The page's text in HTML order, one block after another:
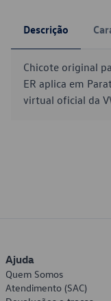
Descrição
Chicote original
ER aplica em
virtual oficial da
Ajuda
Quem Somos
Atendimento (SAC)